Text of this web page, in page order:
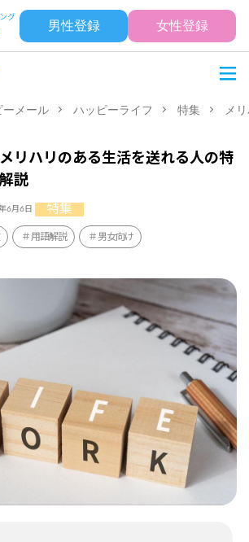
男性登録 女性登録
ーメール ハッピーライフ 特集 メ
リハリのある生活を送れる人の特
説
6月6日 特集
用語解説 男女向け